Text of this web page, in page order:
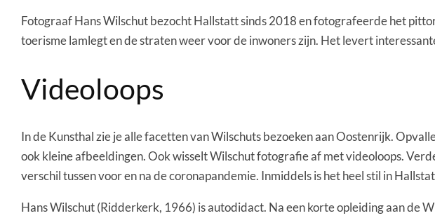
Fotograaf Hans Wilschut bezocht Hallstatt sinds 2018 en fotografeerde het
toerisme lamlegt en de straten weer voor de inwoners zijn. Het levert
Videoloops
In de Kunsthal zie je alle facetten van Wilschuts bezoeken aan Oostenrijk.
ook kleine afbeeldingen. Ook wisselt Wilschut fotografie af met videoloops.
verschil tussen voor en na de coronapandemie. Inmiddels is het heel stil in
Hans Wilschut (Ridderkerk, 1966) is autodidact. Na een korte opleiding aan de